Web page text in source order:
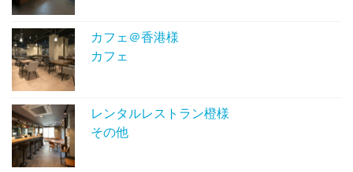
カフェ＠香港様
カフェ
レンタルレストラン橙様
その他